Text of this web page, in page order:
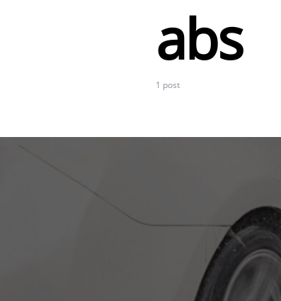
abs
1 post